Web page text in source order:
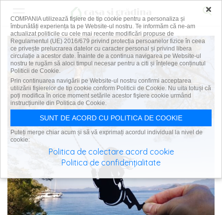
×
COMPANIA utilizează fişiere de tip cookie pentru a personaliza și
îmbunătăți experiența ta pe Website-ul nostru. Te informăm că ne-am
actualizat politicile cu cele mai recente modificări propuse de
Regulamentul (UE) 2016/679 privind protecția persoanelor fizice în ceea
ce privește prelucrarea datelor cu caracter personal și privind libera
circulație a acestor date. Înainte de a continua navigarea pe Website-ul
nostru te rugăm să aloci timpul necesar pentru a citi și înțelege conținutul
Politicii de Cookie.
Prin continuarea navigării pe Website-ul nostru confirmi acceptarea
utilizării fişierelor de tip cookie conform Politicii de Cookie. Nu uita totuși că
poți modifica în orice moment setările acestor fişiere cookie urmând
instrucțiunile din Politica de Cookie.
SUNT DE ACORD CU POLITICA DE COOKIE
Puteți merge chiar acum și să vă exprimați acordul individual la nivel de
cookie:
Politica de colectare acord cookie
Politica de confidențialitate